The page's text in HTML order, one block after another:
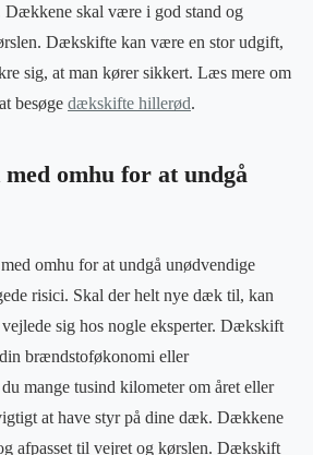
Dækkene skal være i god stand og
Dækskifte kan være en stor udgift,
sig, at man kører sikkert. Læs mere om
besøge dækskifte hillerød.
omhu for at undgå
omhu for at undgå unødvendige
risici. Skal der helt nye dæk til, kan
sig hos nogle eksperter. Dækskift
brændstoføkonomi eller
mange tusind kilometer om året eller
at have styr på dine dæk. Dækkene
afpasset til vejret og kørslen. Dækskift